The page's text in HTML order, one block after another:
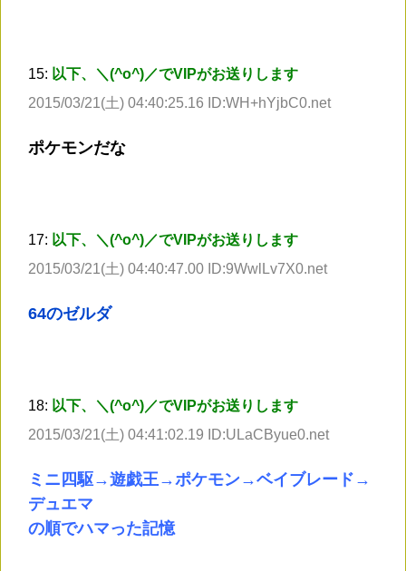
15: 以下、＼(^o^)／でVIPがお送りします
2015/03/21(土) 04:40:25.16 ID:WH+hYjbC0.net
ポケモンだな
17: 以下、＼(^o^)／でVIPがお送りします
2015/03/21(土) 04:40:47.00 ID:9WwlLv7X0.net
64のゼルダ
18: 以下、＼(^o^)／でVIPがお送りします
2015/03/21(土) 04:41:02.19 ID:ULaCByue0.net
ミニ四駆→遊戯王→ポケモン→ベイブレード→
デュエマ
の順でハマった記憶